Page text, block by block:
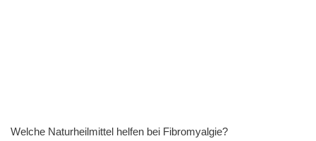
Welche Naturheilmittel helfen bei Fibromyalgie?